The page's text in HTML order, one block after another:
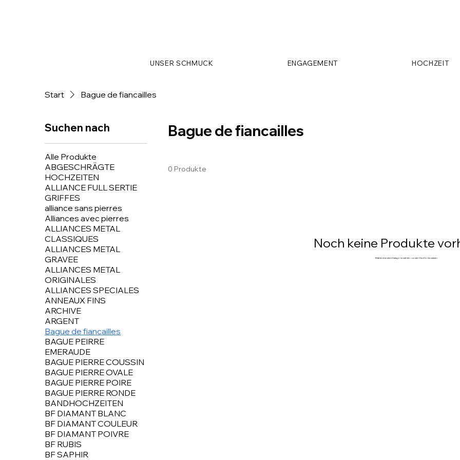
UNSER SCHMUCK ENGAGEMENT HOCHZEIT
Start Bague de fiancailles
Suchen nach
Alle Produkte
ABGESCHRÄGTE
HOCHZEITEN
ALLIANCE FULL SERTIE
GRIFFES
alliance sans pierres
Alliances avec pierres
ALLIANCES METAL
CLASSIQUES
ALLIANCES METAL
GRAVEE
ALLIANCES METAL
ORIGINALES
ALLIANCES SPECIALES
ANNEAUX FINS
ARCHIVE
ARGENT
Bague de fiancailles
BAGUE PEIRRE
EMERAUDE
BAGUE PIERRE COUSSIN
BAGUE PIERRE OVALE
BAGUE PIERRE POIRE
BAGUE PIERRE RONDE
BANDHOCHZEITEN
BF DIAMANT BLANC
BF DIAMANT COULEUR
BF DIAMANT POIVRE
BF RUBIS
BF SAPHIR
Bague de fiancailles
0 Produkte
Noch keine Produkte
Bitte eine andere Kategorie wählen, um den Kauf fortzusetzen.